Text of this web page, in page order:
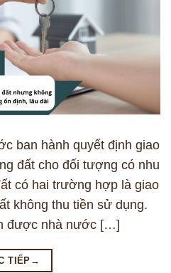
ban hành quyết định giao
đất cho đối tượng có nhu
có hai trường hợp là giao
không thu tiền sử dụng.
được nhà nước […]
TIẾP →